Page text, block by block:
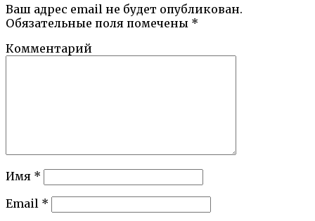
Ваш адрес email не будет опубликован.
Обязательные поля помечены *
Комментарий
Имя *
Email *